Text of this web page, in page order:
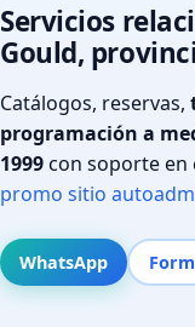
Servicios
Gould,
Catálogos, reservas,
programación a
1999con soporte en
promo sitio
WhatsApp